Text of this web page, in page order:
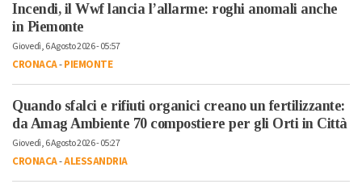
Incendi, il Wwf lancia l’allarme: roghi anomali anche
in Piemonte
Giovedì, 6 Agosto 2026 - 05:57
CRONACA-PIEMONTE
Quando sfalci e rifiuti organici creano un fertilizzante:
da Amag Ambiente 70 compostiere per gli Orti in Città
Giovedì, 6 Agosto 2026 - 05:27
CRONACA-ALESSANDRIA